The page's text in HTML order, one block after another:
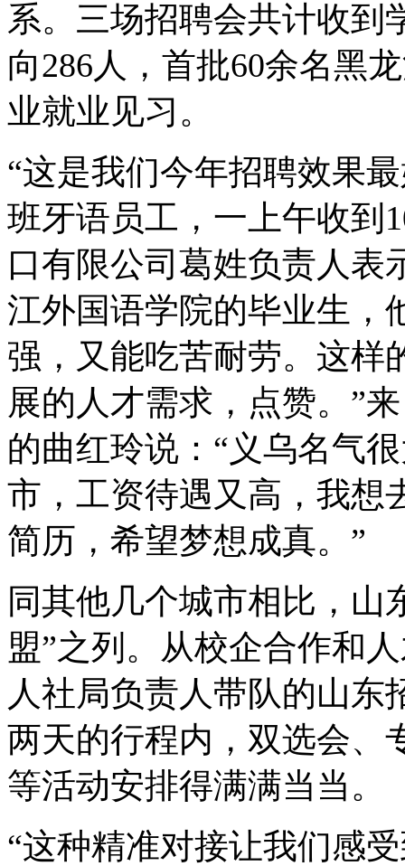
系。三场招聘会共计收到
向286人，首批60余名黑
业就业见习。
“这是我们今年招聘效果
班牙语员工，一上午收到
口有限公司葛姓负责人表
江外国语学院的毕业生，
强，又能吃苦耐劳。这样
展的人才需求，点赞。”
的曲红玲说：“义乌名气
市，工资待遇又高，我想
简历，希望梦想成真。”
同其他几个城市相比，山
盟”之列。从校企合作和
人社局负责人带队的山东
两天的行程内，双选会、
等活动安排得满满当当。
“这种精准对接让我们感